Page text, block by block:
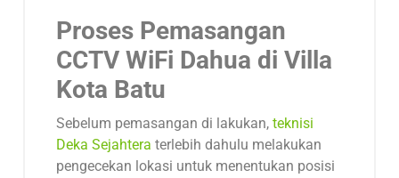
Proses Pemasangan
CCTV WiFi Dahua di Villa
Kota Batu
Sebelum pemasangan di lakukan, teknisi
Deka Sejahtera terlebih dahulu melakukan
pengecekan lokasi untuk menentukan posisi